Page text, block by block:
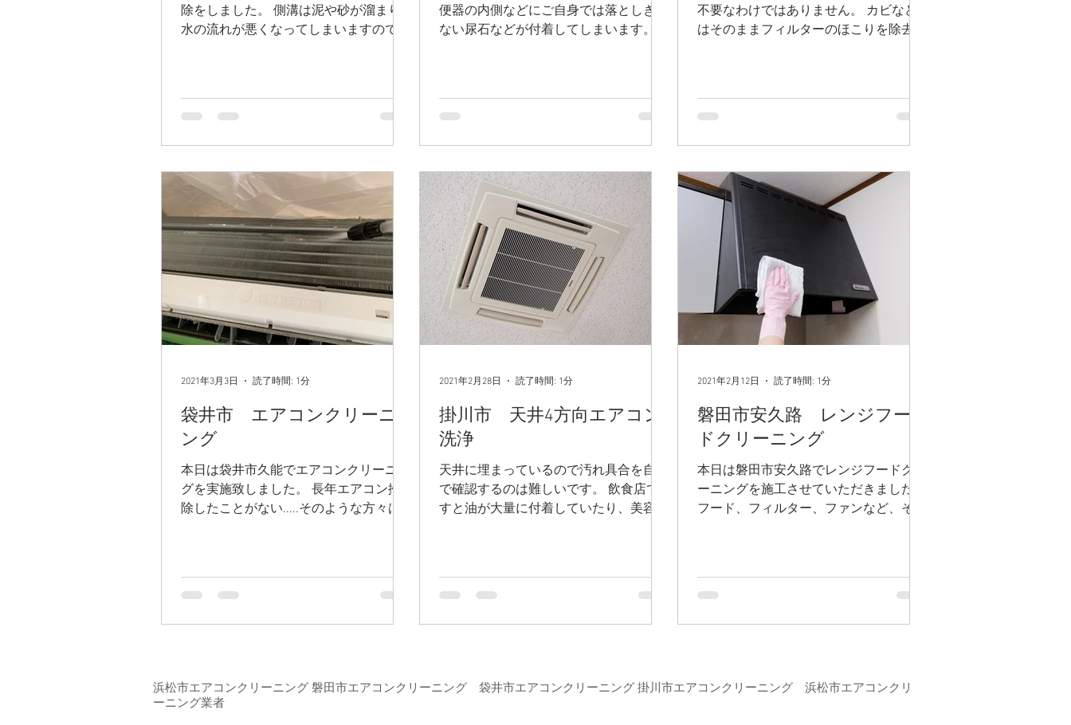
除をしました。 側溝は泥や砂が溜まり
水の流れが悪くなってしまいますので一
便器の内側などにご自身では落としきれ
ない尿石などが付着してしまいます。
不要なわけではありません。 カビなど
はそのままフィルターのほこりを除去し
袋井市 エアコンクリーニ
ング
本日は袋井市久能でエアコンクリーニン
グを実施致しました。 長年エアコン掃
除したことがない.....そのような方々は
2021年3月3日 読了時間: 1分
掛川市 天井4方向エアコン
洗浄
天井に埋まっているので汚れ具合を自分
で確認するのは難しいです。 飲食店で
すと油が大量に付着していたり、美容院
2021年2月28日 読了時間: 1分
磐田市安久路 レンジフー
ドクリーニング
本日は磐田市安久路でレンジフードクリ
ーニングを施工させていただきました。
フード、フィルター、ファンなど、それ
2021年2月12日 読了時間: 1分
​浜松市エアコンクリーニング 磐田市エアコンクリーニング 袋井市エアコンクリーニング 掛川市エアコンクリーニング 浜松市エアコンクリ
ーニング業者